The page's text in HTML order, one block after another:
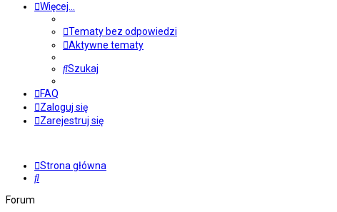
Więcej…
Tematy bez odpowiedzi
Aktywne tematy
Szukaj
FAQ
Zaloguj się
Zarejestruj się
Strona główna
Szukaj
Forum